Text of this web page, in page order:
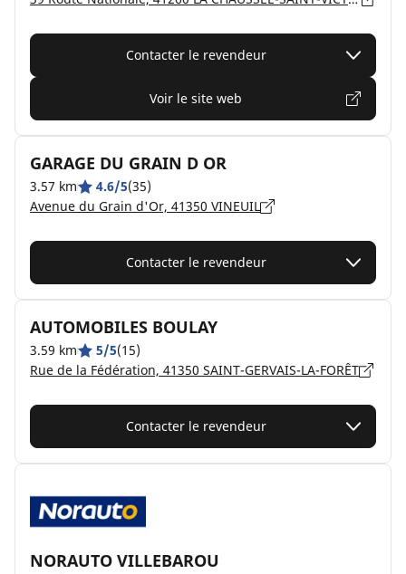
Contacter le revendeur
Voir le site web
GARAGE DU GRAIN D OR
3.57 km 4.6/5(35)
Avenue du Grain d'Or, 41350 VINEUIL
Contacter le revendeur
AUTOMOBILES BOULAY
3.59 km 5/5(15)
Rue de la Fédération, 41350 SAINT-GERVAIS-LA-FORÊT
Contacter le revendeur
NORAUTO VILLEBAROU